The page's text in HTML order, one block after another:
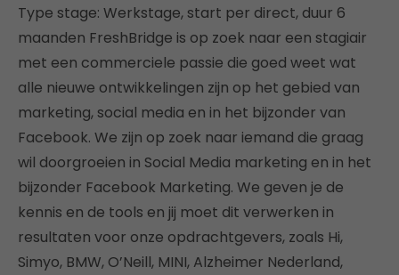
Type stage: Werkstage, start per direct, duur 6
maanden FreshBridge is op zoek naar een stagiair
met een commerciele passie die goed weet wat
alle nieuwe ontwikkelingen zijn op het gebied van
marketing, social media en in het bijzonder van
Facebook. We zijn op zoek naar iemand die graag
wil doorgroeien in Social Media marketing en in het
bijzonder Facebook Marketing. We geven je de
kennis en de tools en jij moet dit verwerken in
resultaten voor onze opdrachtgevers, zoals Hi,
Simyo, BMW, O’Neill, MINI, Alzheimer Nederland,